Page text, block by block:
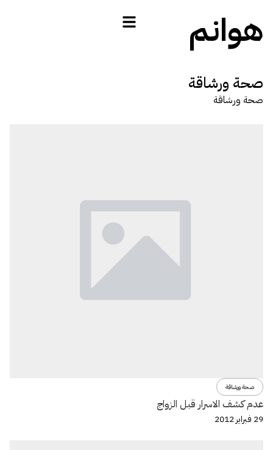
هوانم
صحة ورشاقة
صحة ورشاقة
صحة ورشاقة
عدم كشف الاسرار قبل الزواج
29 فبراير 2012